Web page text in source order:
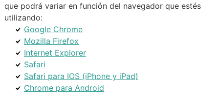
que podrá variar en función del navegador que estés
utilizando:
Google Chrome
Mozilla Firefox
Internet Explorer
Safari
Safari para IOS (iPhone y iPad)
Chrome para Android